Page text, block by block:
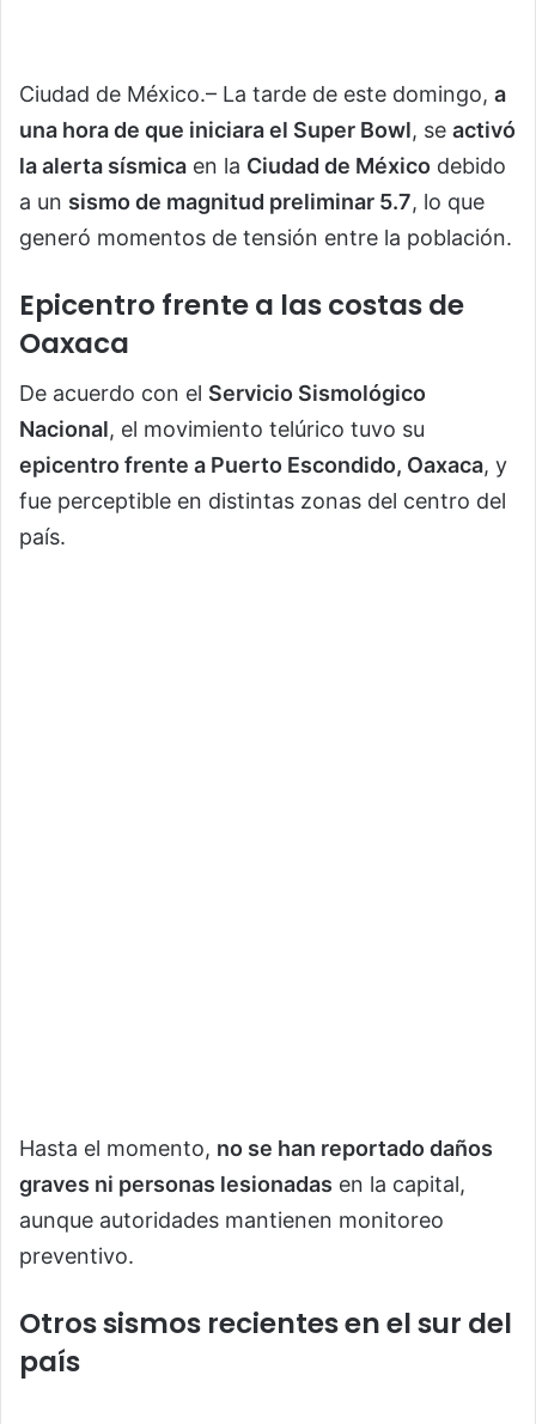
Ciudad de México.– La tarde de este domingo, a
una hora de que iniciara el Super Bowl, se activó
la alerta sísmica en la Ciudad de México debido
a un sismo de magnitud preliminar 5.7, lo que
generó momentos de tensión entre la población.
Epicentro frente a las costas de
Oaxaca
De acuerdo con el Servicio Sismológico
Nacional, el movimiento telúrico tuvo su
epicentro frente a Puerto Escondido, Oaxaca, y
fue perceptible en distintas zonas del centro del
país.
Hasta el momento, no se han reportado daños
graves ni personas lesionadas en la capital,
aunque autoridades mantienen monitoreo
preventivo.
Otros sismos recientes en el sur del
país